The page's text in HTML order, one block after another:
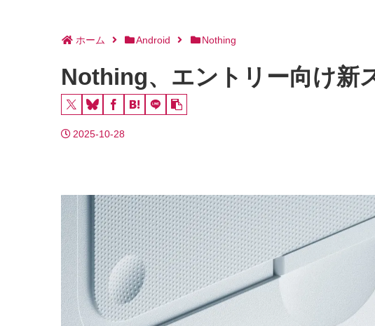
ホーム Android Nothing
Nothing、エントリー向け新
2025-10-28